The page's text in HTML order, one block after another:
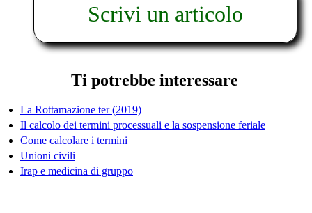
Scrivi un articolo
Ti potrebbe interessare
La Rottamazione ter (2019)
Il calcolo dei termini processuali e la sospensione feriale
Come calcolare i termini
Unioni civili
Irap e medicina di gruppo